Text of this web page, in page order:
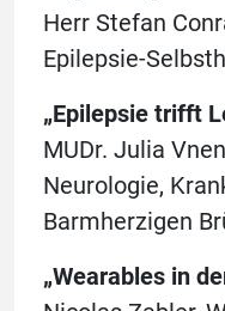
Herr Stefan
Epilepsie-
„Epilepsie trifft
MUDr. Julia
Neurologie,
Barmherzigen
„Wearables in